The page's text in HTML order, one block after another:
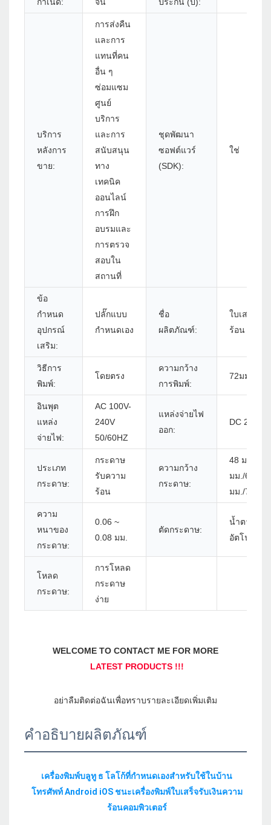
บริการ
หลังการ
ขาย:
การส่งคืน
และการ
แทนที่คน
อื่น ๆ
ซ่อมแซม
ศูนย์
บริการ
และการ
สนับสนุน
ทาง
เทคนิค
ออนไลน์
การฝึก
อบรมและ
การตรวจ
สอบใน
สถานที่
ชุดพัฒนา
ซอฟต์แวร์
(SDK):
ใช่
ข้อ
กำหนด
อุปกรณ์
เสริม:
ปลั๊กแบบ
กำหนดเอง
ชื่อ
ผลิตภัณฑ์:
ใบเสร็จรับ
ร้อน 80 ม
วิธีการ
พิมพ์:
โดยตรง
ความกว้าง
การพิมพ์:
72มม.
อินพุต
แหล่ง
จ่ายไฟ:
AC 100V-
240V
50/60HZ
แหล่งจ่ายไฟ
ออก:
DC 24V/
ประเภท
กระดาษ:
กระดาษ
รับความ
ร้อน
ความกว้าง
กระดาษ:
48 มม./52
มม./64 มม
มม./76 มม
ความ
หนาของ
กระดาษ:
0.06 ~
0.08 มม.
ตัดกระดาษ:
น้ำตาหรือ
อัตโนมัติด้
โหลด
กระดาษ:
การโหลด
กระดาษ
ง่าย
คำอธิบายผลิตภัณฑ์
เครื่องพิมพ์บลูทู ธ โลโก้ที่กำหนดเองสำหรับใช้ในบ้าน
โทรศัพท์ Android iOS ชนะเครื่องพิมพ์ใบเสร็จรับเงินความ
ร้อนคอมพิวเตอร์